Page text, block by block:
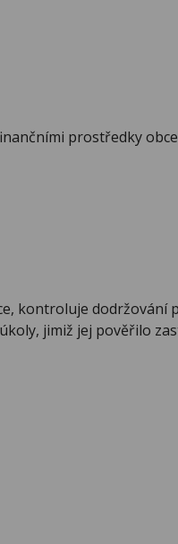
prostředky
kontroluje dodržování
jimiž jej pověřilo